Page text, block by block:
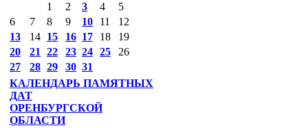
1
2 3 4
5
6
7 8 9 10 11
12
13
14 15 16 17 18
19
20
21 22 23 24 25
26
27
28 29 30 31
КАЛЕНДАРЬ ПАМЯТНЫХ
ДАТ
ОРЕНБУРГСКОЙ
ОБЛАСТИ